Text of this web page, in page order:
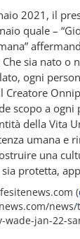
2021, il
quale –
sia nato o
ogni
scopo a ogni
della Vita
umana e
una
protetta,
(
wade-jan-22-